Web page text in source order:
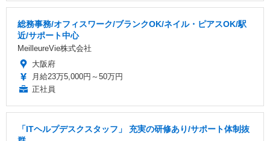
総務事務/オフィスワーク/ブランクOK/ネイル・ピアスOK/駅
近/サポート中心
MeilleureVie株式会社
大阪府
月給23万5,000円～50万円
正社員
「ITヘルプデスクスタッフ」 充実の研修あり/サポート体制抜